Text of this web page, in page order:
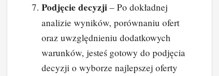
Podjęcie decyzji – Po dokładnej
analizie wyników, porównaniu ofert
oraz uwzględnieniu dodatkowych
warunków, jesteś gotowy do podjęcia
decyzji o wyborze najlepszej oferty